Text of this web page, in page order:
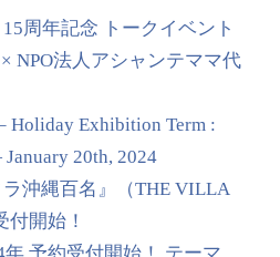
周年記念 トークイベント
NPO法人アシャンテママ代
Holiday Exhibition Term :
20th, 2024
ラ沖縄百名』（THE VILLA
付開始！